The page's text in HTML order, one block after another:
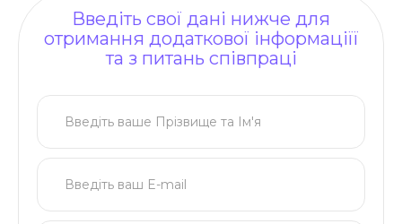
Введіть свої дані нижче для
отримання додаткової інформаціїї
та з питань співпраці